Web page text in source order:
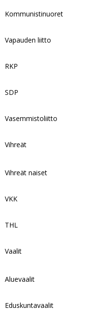
Kommunistinuoret
Vapauden liitto
RKP
SDP
Vasemmistoliitto
Vihreät
Vihreät naiset
VKK
THL
Vaalit
Aluevaalit
Eduskuntavaalit